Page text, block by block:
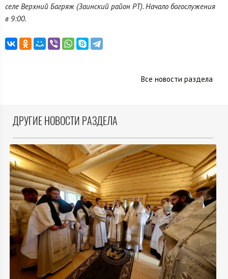
селе Верхний Багряж (Заинский район РТ). Начало богослужения
в 9:00.
Все новости раздела
ДРУГИЕ НОВОСТИ РАЗДЕЛА